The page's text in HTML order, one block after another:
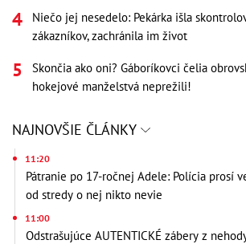
Niečo jej nesedelo: Pekárka išla
zákazníkov, zachránila im život
Skončia ako oni? Gáboríkovci čelia
hokejové manželstvá neprežili!
NAJNOVŠIE ČLÁNKY
11:20
Pátranie po 17-ročnej Adele: Polícia prosí
od stredy o nej nikto nevie
11:00
Odstrašujúce AUTENTICKÉ zábery z